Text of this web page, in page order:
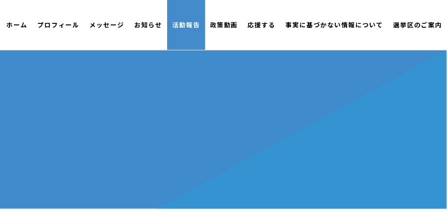
ホーム プロフィール メッセージ お知らせ 活動報告 政策動画 応援する 事実に基づかない情報について 選挙区のご案内